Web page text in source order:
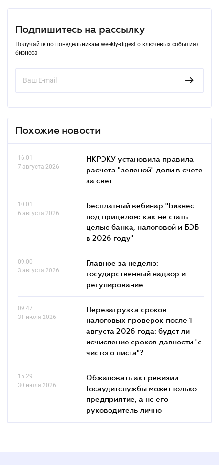
Подпишитесь на рассылку
Получайте по понедельникам weekly-digest о ключевых событиях
бизнеса
Похожие новости
16.01
7 августа 2026
НКРЭКУ установила правила
расчета "зеленой" доли в счете
за свет
10.01
6 августа 2026
Бесплатный вебинар "Бизнес
под прицелом: как не стать
целью банка, налоговой и БЭБ
в 2026 году"
09.00
3 августа 2026
Главное за неделю:
государственный надзор и
регулирование
09.47
31 июля 2026
Перезагрузка сроков
налоговых проверок после 1
августа 2026 года: будет ли
исчисление сроков давности "с
чистого листа"?
15.29
30 июля 2026
Обжаловать акт ревизии
Госаудитслужбы может только
предприятие, а не его
руководитель лично